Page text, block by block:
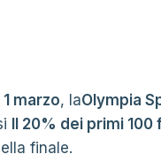
marzo, laOlympia
Il 20% dei primi
finale.